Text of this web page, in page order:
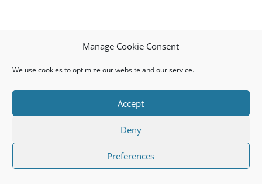
Manage Cookie Consent
We use cookies to optimize our website and our service.
Accept
Deny
Preferences